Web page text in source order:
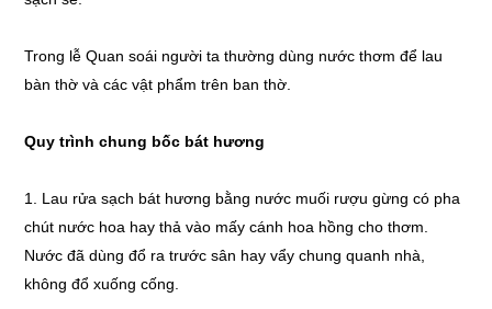
Trong lễ Quan soái người ta thường dùng nước thơm để lau
bàn thờ và các vật phẩm trên ban thờ.
Quy trình chung bốc bát hương
1. Lau rửa sạch bát hương bằng nước muối rượu gừng có pha
chút nước hoa hay thả vào mấy cánh hoa hồng cho thơm.
Nước đã dùng đổ ra trước sân hay vẩy chung quanh nhà,
không đổ xuống cống.